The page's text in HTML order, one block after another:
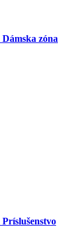
Dámska zóna
Príslušenstvo